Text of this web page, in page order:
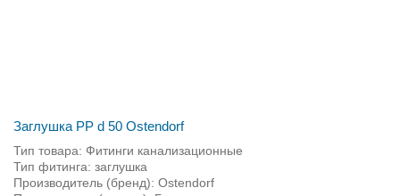
Заглушка PP d 50 Ostendorf
Тип товара: Фитинги канализационные
Тип фитинга: заглушка
Производитель (бренд): Ostendorf